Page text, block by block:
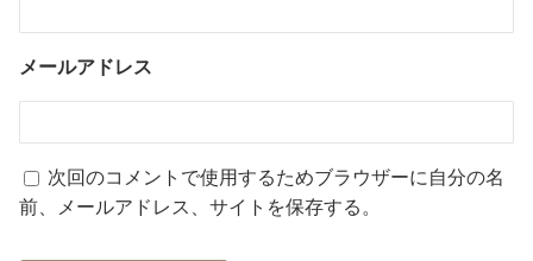
メールアドレス
次回のコメントで使用するためブラウザーに自分の名
前、メールアドレス、サイトを保存する。